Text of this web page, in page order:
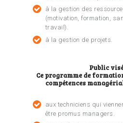
à la gestion des
(motivation, formation,
travail).
à la gestion de projets.
Public
Ce programme de
compétences
aux techniciens qui
être promus managers.